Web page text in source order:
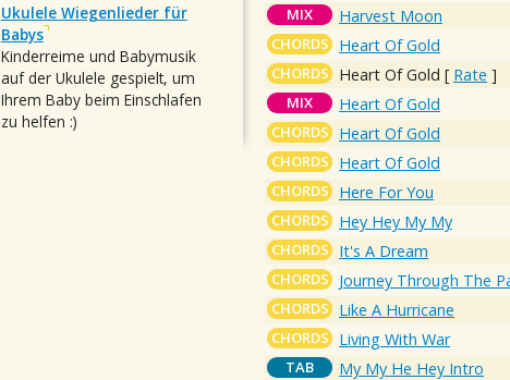
MIX Harvest Moon
CHORDS Heart Of Gold
CHORDS Heart Of Gold [ Rate ]
MIX Heart Of Gold
CHORDS Heart Of Gold
CHORDS Heart Of Gold
CHORDS Here For You
CHORDS Hey Hey My My
CHORDS It's A Dream
CHORDS Journey Through The
CHORDS Like A Hurricane
CHORDS Living With War
TAB My My He Hey Intro
Ukulele Wiegenlieder für
Babys
Kinderreime und Babymusik
auf der Ukulele gespielt, um
Ihrem Baby beim Einschlafen
zu helfen :)